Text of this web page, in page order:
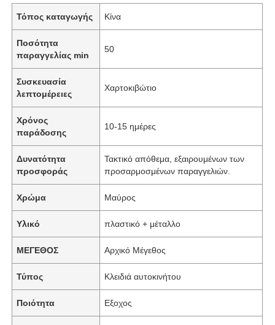
Τόπος καταγωγής Κίνα
Ποσότητα
παραγγελίας min
50
Συσκευασία
λεπτομέρειες
Χαρτοκιβώτιο
Χρόνος
παράδοσης
10-15 ημέρες
Δυνατότητα
προσφοράς
Τακτικό απόθεμα, εξαιρουμένων των
προσαρμοσμένων παραγγελιών.
Χρώμα Μαύρος
Υλικό πλαστικό + μέταλλο
ΜΕΓΕΘΟΣ Αρχικό Μέγεθος
Τύπος Κλειδιά αυτοκινήτου
Ποιότητα Εξοχος